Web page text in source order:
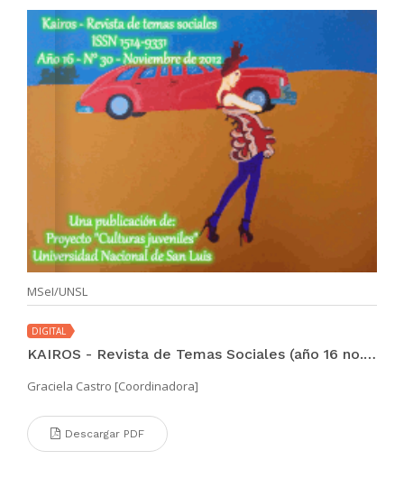
MSeI/UNSL
DIGITAL
KAIROS - Revista de Temas Sociales (año 16 no. 30 nov 2012)
Graciela Castro [Coordinadora]
Descargar PDF